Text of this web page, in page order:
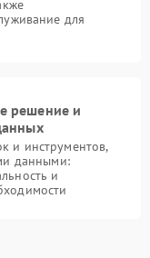
для
решение и
и инструментов,
данными:
и